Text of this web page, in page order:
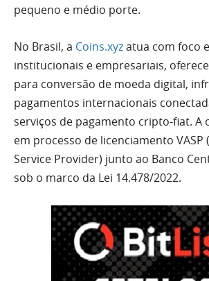
pequeno e médio porte.
No Brasil, a Coins.xyzatua com foco
institucionais e empresariais,
para conversão de moeda digital,
pagamentos internacionais
serviços de pagamento cripto-fiat. A
em processo de licenciamento VASP
Service Provider) junto ao Banco
sob o marco da Lei 14.478/2022.